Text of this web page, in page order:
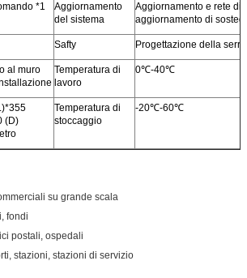
*1
Aggiornamento
del sistema
Aggiornamento e rete di
aggiornamento di
Safty Progettazione della
al muro
Temperatura di
lavoro
0℃-40℃
(D)
Temperatura di
stoccaggio
-20℃-60℃
su grande scala
fondi
postali, ospedali
stazioni, stazioni di servizio